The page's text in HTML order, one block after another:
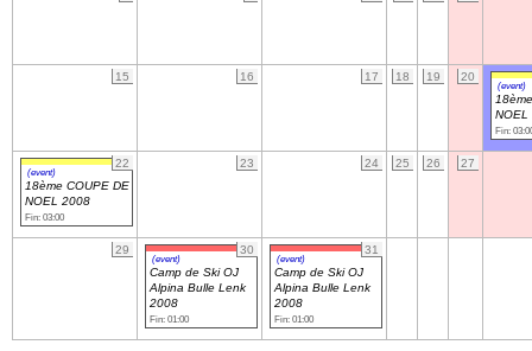
Mot de passe:
15 16 17 18 19 20
(event)
NOEL
Fin:
22
(event)
18ème COUPE DE
NOEL 2008
Fin: 03:00
23 24 25 26 27
29 30
(event)
Camp de Ski OJ
Alpina Bulle Lenk
2008
Fin: 01:00
31
(event)
Camp de Ski OJ
Alpina Bulle Lenk
2008
Fin: 01:00